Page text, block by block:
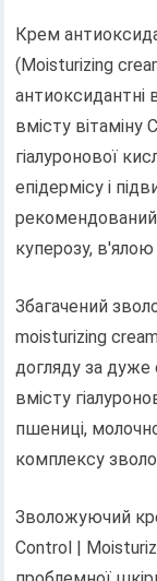
Крем
(Moisturizing
антиоксидантні
вмісту вітаміну
гіалуронової
епідермісу і
рекомендований
куперозу,
Збагачений
moisturizing
догляду за
вмісту
пшениці,
комплексу
Зволожуючий
Control |